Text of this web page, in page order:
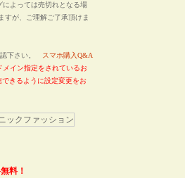
よっては売切れとなる場
すが、ご理解ご了承頂けま
下さい。
スマホ購入Q&A
イン指定をされているお
できるように設定変更をお
料！